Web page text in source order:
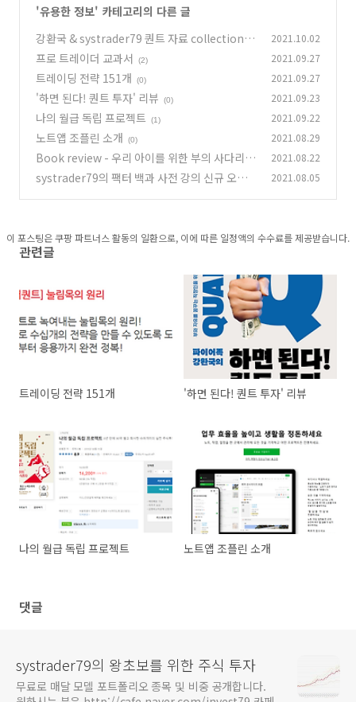
'유용한 정보' 카테고리의 다른 글
강환국 & systrader79 퀀트 자료 collection v
ol.1 전자책 공유합니다
2021.10.02
프로 트레이더 교과서 (2) 2021.09.27
트레이딩 전략 151개 (0) 2021.09.27
'하면 된다! 퀀트 투자' 리뷰 (0) 2021.09.23
나의 월급 독립 프로젝트 (1) 2021.09.22
노트앱 조플린 소개 (0) 2021.08.29
Book review - 우리 아이를 위한 부의 사다리
(0)
2021.08.22
systrader79의 팩터 백과 사전 강의 신규 오픈! 2021.08.05
이 포스팅은 쿠팡 파트너스 활동의 일환으로, 이에 따른 일정액의 수수료를 제공받습니다.
관련글
트레이딩 전략 151개 '하면 된다! 퀀트 투자' 리뷰
나의 월급 독립 프로젝트 노트앱 조플린 소개
댓글
systrader79의 왕초보를 위한 주식 투자
무료로 매달 모델 포트폴리오 종목 및 비중 공개합니다.